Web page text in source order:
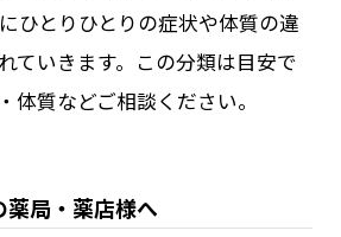
ひとりひとりの症状や体質の違
ていきます。この分類は目安で
体質などご相談ください。
局・薬店様へ